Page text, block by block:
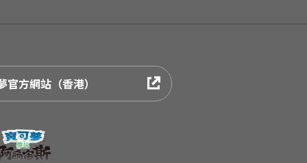
官方網站（香港）